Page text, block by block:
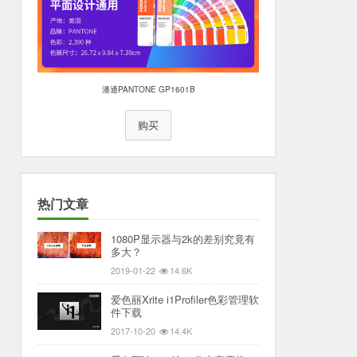
潘通PANTONE GP1601B
购买
热门文章
1080P显示器与2k的差别究竟有
多大？
2019-01-22 14.6K
爱色丽Xrite i1Profiler色彩管理软
件下载
2017-10-20 14.4K